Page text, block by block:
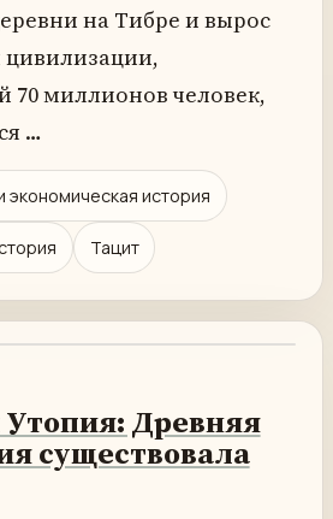
на Тибре и вырос
миллионов человек,
…
экономическая история
Тацит
Древняя
существовала